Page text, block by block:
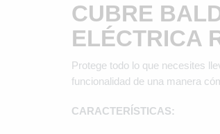
CUBRE
ELÉCTRICA
Protege todo lo que necesites
funcionalidad de una manera
CARACTERÍSTICAS: